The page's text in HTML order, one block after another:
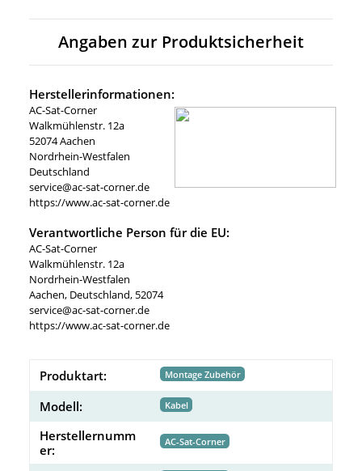
Angaben zur Produktsicherheit
Herstellerinformationen:
AC-Sat-Corner
Walkmühlenstr. 12a
52074 Aachen
Nordrhein-Westfalen
Deutschland
service@ac-sat-corner.de
https://www.ac-sat-corner.de
Verantwortliche Person für die EU:
AC-Sat-Corner
Walkmühlenstr. 12a
Nordrhein-Westfalen
Aachen, Deutschland, 52074
service@ac-sat-corner.de
https://www.ac-sat-corner.de
Produktart: Montage Zubehör
Modell: Kabel
Herstellernumm
er:
AC-Sat-Corner